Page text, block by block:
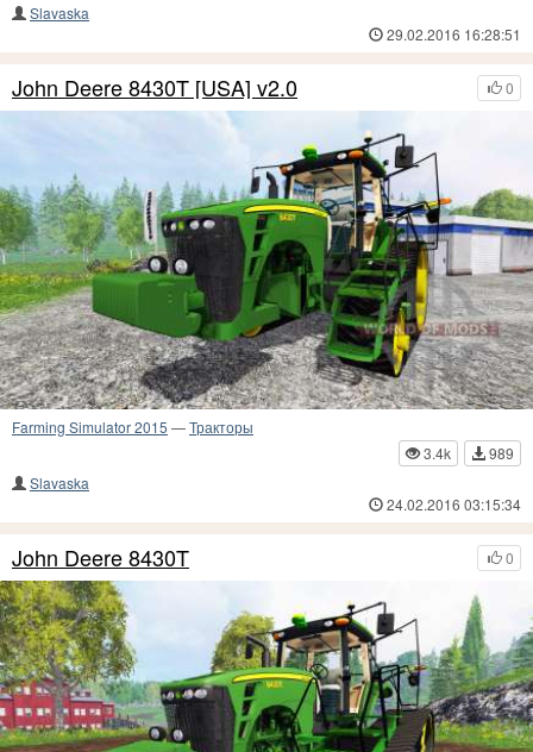
Slavaska
29.02.2016 16:28:51
0
John Deere 8430T [USA] v2.0
Farming Simulator 2015 —Тракторы
3.4k
989
Slavaska
24.02.2016 03:15:34
0
John Deere 8430T